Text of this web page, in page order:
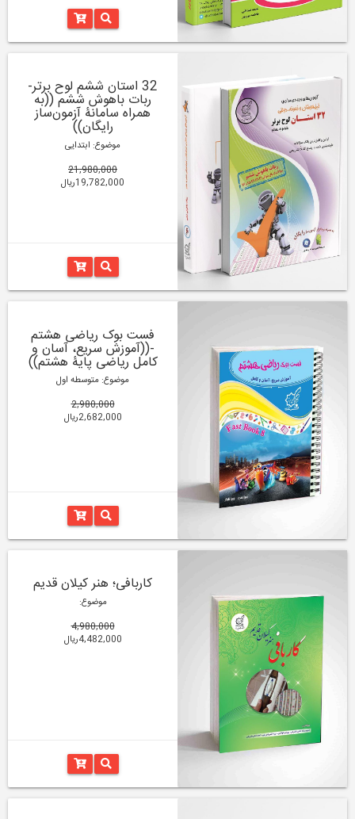
32 استان ششم لوح برتر-
ربات باهوش ششم ((به
همراه سامانۀ آزمون‌ساز
رایگان))
موضوع: ابتدایی
21,980,000
19,782,000ریال
فست بوک ریاضی هشتم
-((آموزش سریع، آسان و
کامل ریاضی پایۀ هشتم))
موضوع: متوسطه اول
2,980,000
2,682,000ریال
کاربافی؛ هنر کیلان قدیم
موضوع:
4,980,000
4,482,000ریال